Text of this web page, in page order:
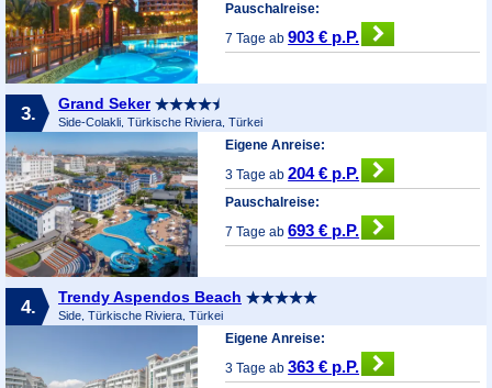
Pauschalreise:
7 Tage ab903 € p.P.
3. Grand Seker
Side-Colakli, Türkische Riviera, Türkei
Eigene Anreise:
3 Tage ab204 € p.P.
Pauschalreise:
7 Tage ab693 € p.P.
4. Trendy Aspendos Beach
Side, Türkische Riviera, Türkei
Eigene Anreise:
3 Tage ab363 € p.P.